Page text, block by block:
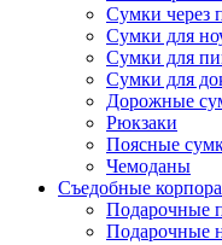
Сумки через
Сумки для
Сумки для
Сумки для
Дорожные
Рюкзаки
Поясные
Чемоданы
Съедобные
Подарочные
Подарочные